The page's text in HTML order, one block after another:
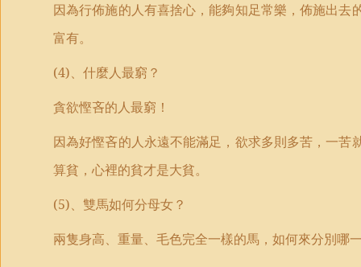
因為行佈施的人有喜捨心，能夠知足常樂，佈施出
富有。
(4)、什麼人最窮？
貪欲慳吝的人最窮！
因為好慳吝的人永遠不能滿足，欲求多則多苦，一
算貧，心裡的貧才是大貧。
(5)、雙馬如何分母女？
兩隻身高、重量、毛色完全一樣的馬，如何來分別哪